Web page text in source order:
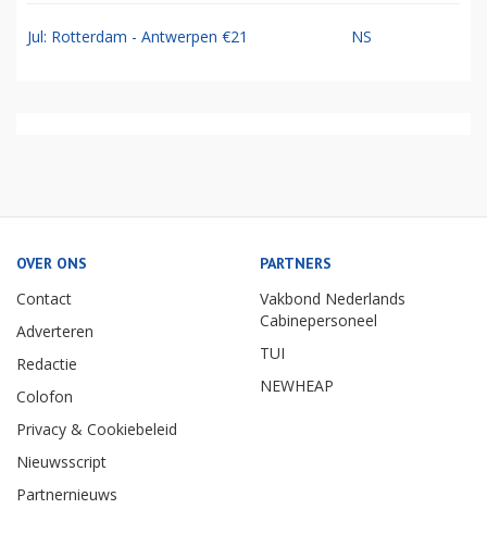
Jul: Rotterdam - Antwerpen €21 NS
OVER ONS
Contact
Adverteren
Redactie
Colofon
Privacy & Cookiebeleid
Nieuwsscript
Partnernieuws
PARTNERS
Vakbond Nederlands
Cabinepersoneel
TUI
NEWHEAP